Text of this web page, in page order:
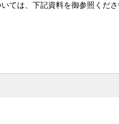
ては、下記資料を御参照くださ